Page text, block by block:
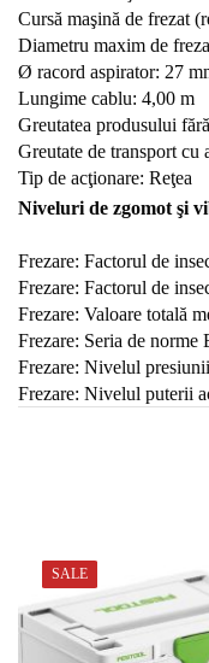
Cursă maşină de frezat
Diametru maxim de
Ø racord aspirator: 27
Lungime cablu: 4,00 m
Greutatea produsului
Greutate de transport cu
Tip de acţionare: Reţea
Niveluri de zgomot şi
Frezare: Factorul de
Frezare: Factorul de
Frezare: Valoare totală
Frezare: Seria de norme
Frezare: Nivelul
Frezare: Nivelul puterii
SALE